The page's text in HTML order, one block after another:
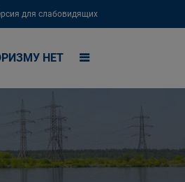
для слабовидящих
НЕТ